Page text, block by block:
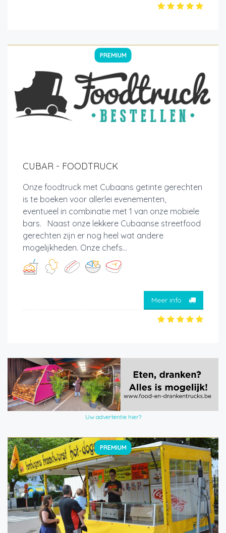
PREMIUM
CUBAR - FOODTRUCK
Onze foodtruck met Cubaans getinte gerechten
is te boeken voor allerlei evenementen,
eventueel in combinatie met 1 van onze mobiele
bars. Naast onze lekkere Cubaanse streetfood
gerechten zijn er nog heel wat andere
mogelijkheden. Onze chefs...
Meer info
Uw advertentie hier?
PREMIUM